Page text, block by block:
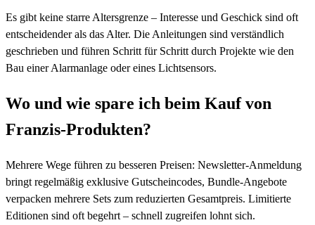
Es gibt keine starre Altersgrenze – Interesse und Geschick sind oft
entscheidender als das Alter. Die Anleitungen sind verständlich
geschrieben und führen Schritt für Schritt durch Projekte wie den
Bau einer Alarmanlage oder eines Lichtsensors.
Wo und wie spare ich beim Kauf von
Franzis-Produkten?
Mehrere Wege führen zu besseren Preisen: Newsletter-Anmeldung
bringt regelmäßig exklusive Gutscheincodes, Bundle-Angebote
verpacken mehrere Sets zum reduzierten Gesamtpreis. Limitierte
Editionen sind oft begehrt – schnell zugreifen lohnt sich.